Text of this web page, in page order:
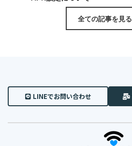
全ての記事を見る
LINEでお問い合わせ